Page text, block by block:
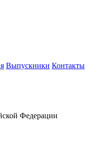
Выпускники Контакты
Федерации